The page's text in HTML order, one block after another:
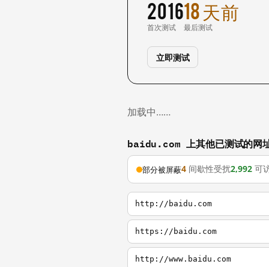
2016
首次测试
18 天前
最后测试
立即测试
加载中……
baidu.com 上其他已测试的网
部分被屏蔽4 间歇性受扰2,992 可
http://baidu.com
https://baidu.com
http://www.baidu.com